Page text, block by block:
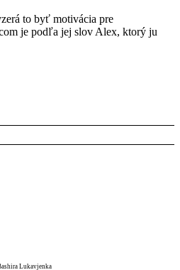
to byť motivácia pre
je podľa jej slov Alex, ktorý ju
Lukavjenka